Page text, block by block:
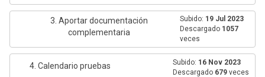
3. Aportar documentación
complementaria
Subido: 19 Jul 2023
Descargado 1057
veces
4. Calendario pruebas Subido: 16 Nov 2023
Descargado 679 veces